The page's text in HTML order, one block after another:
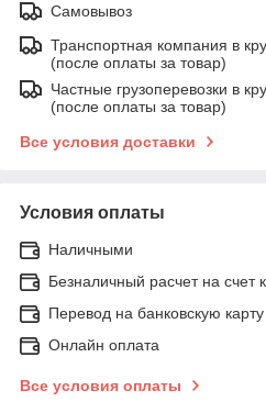
Самовывоз
Транспортная компания в
(после оплаты за товар)
Частные грузоперевозки в
(после оплаты за товар)
Все условия доставки
Условия оплаты
Наличными
Безналичный расчет на счет
Перевод на банковскую
Онлайн оплата
Все условия оплаты